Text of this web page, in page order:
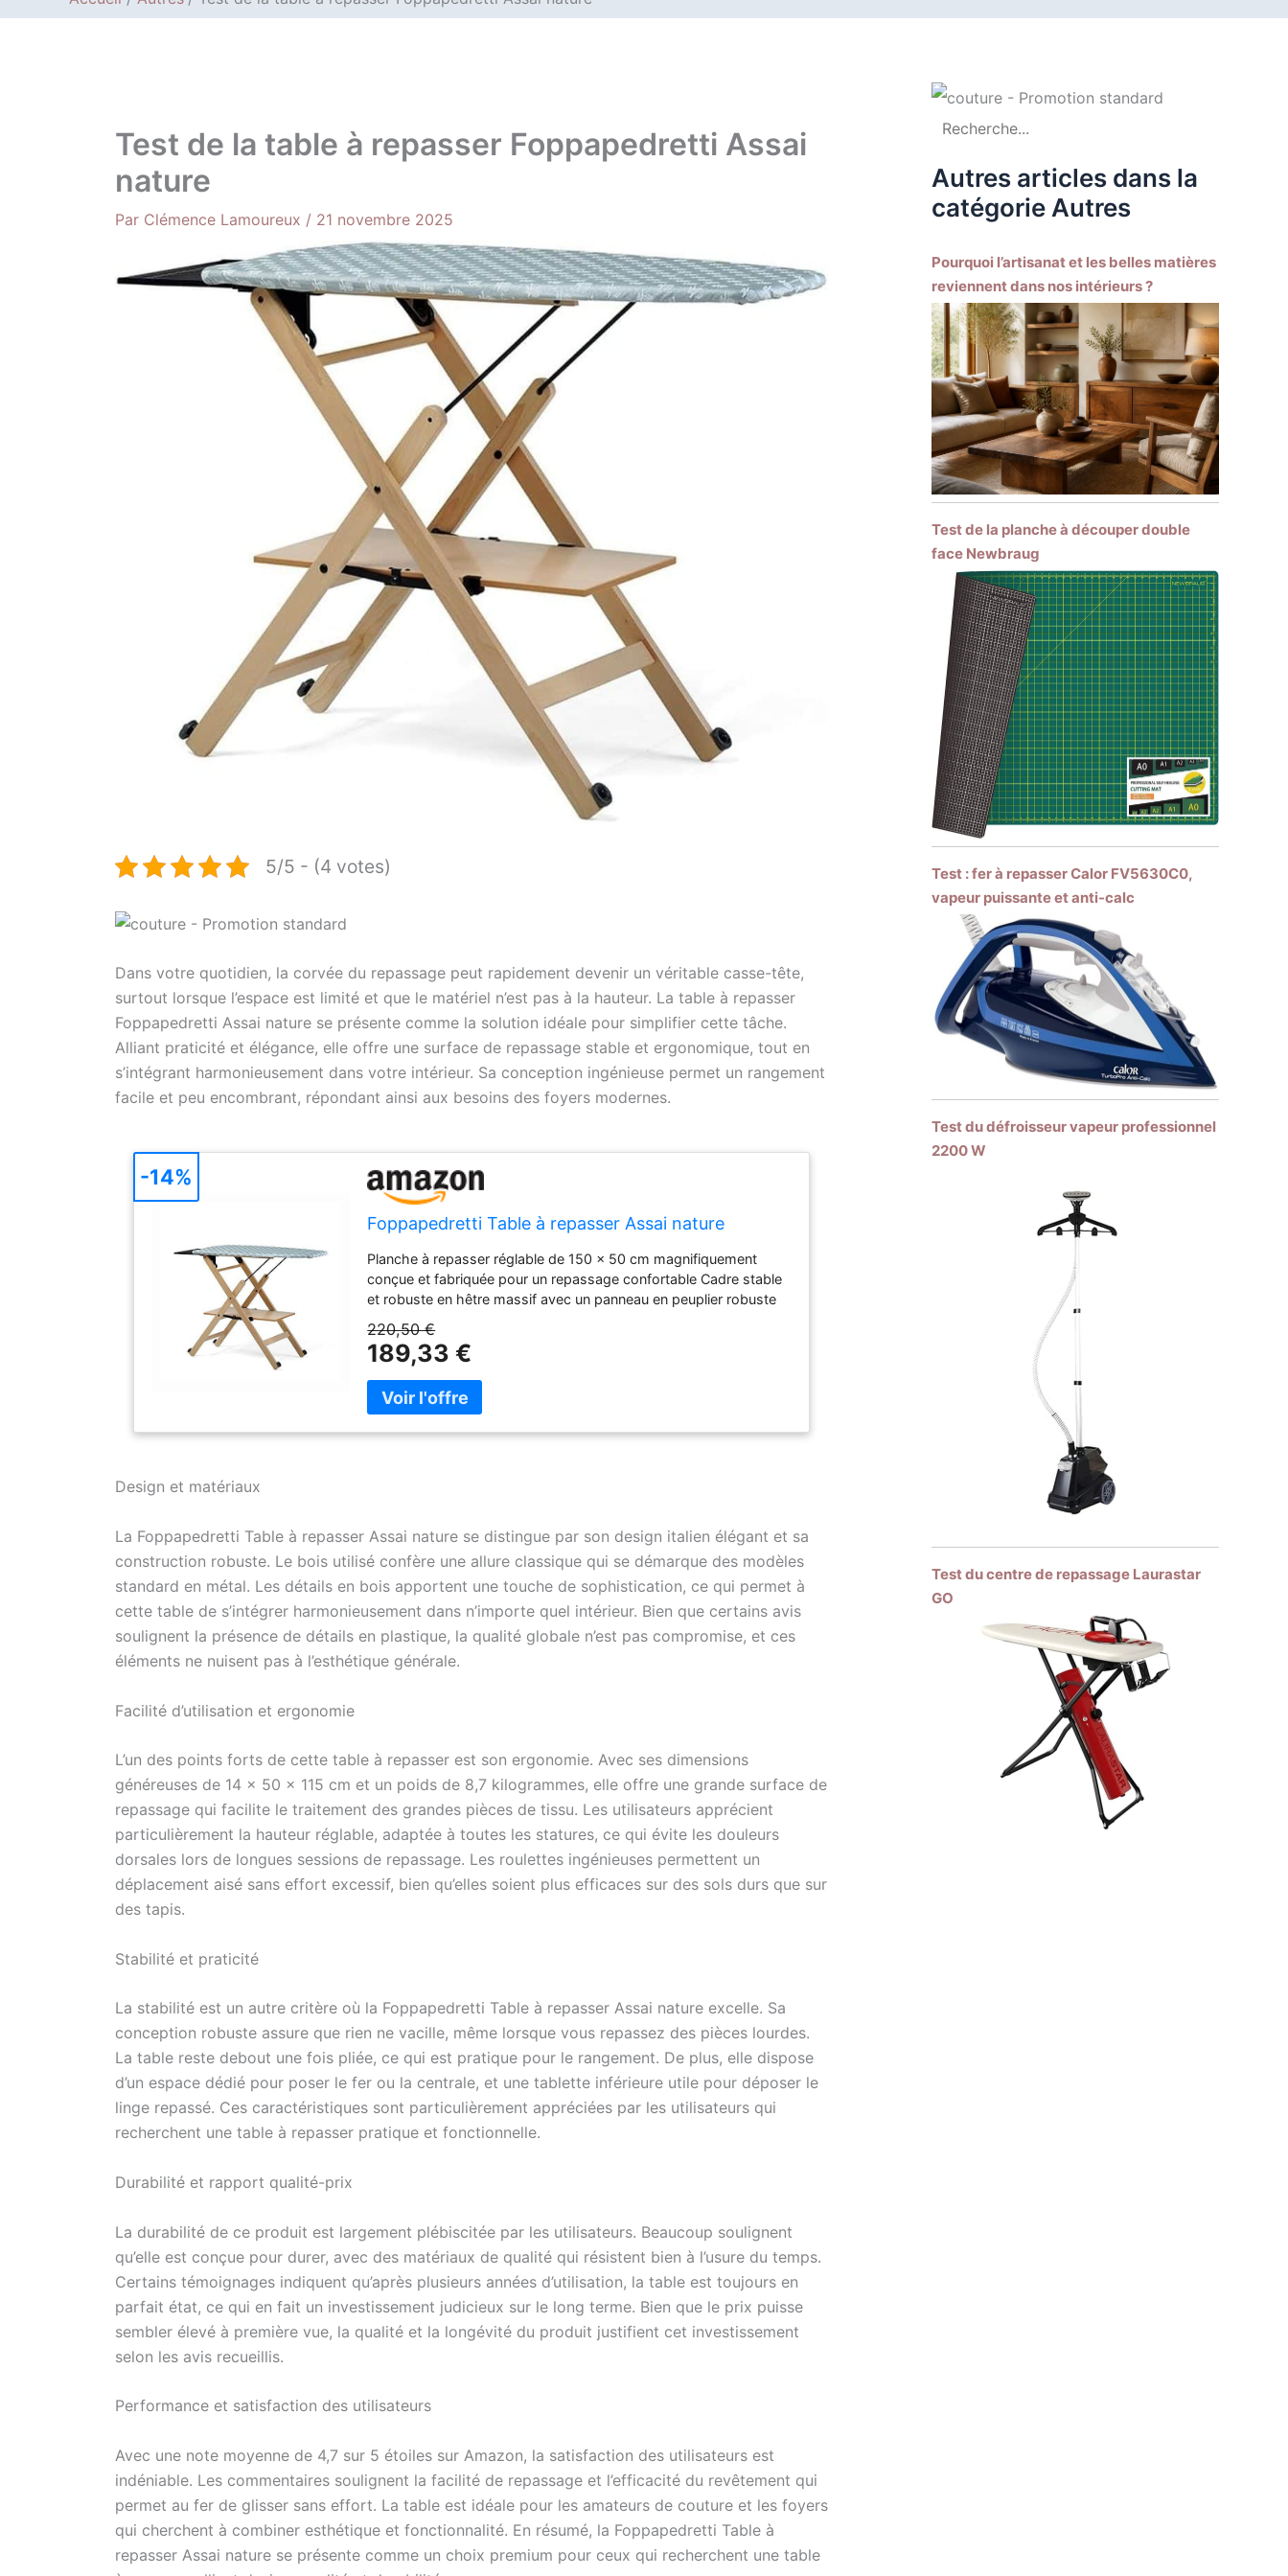
Test de la table à repasser Foppapedretti Assai
nature
Par Clémence Lamoureux / 21 novembre 2025
5/5 - (4 votes)
Dans votre quotidien, la corvée du repassage peut rapidement devenir un véritable casse-tête,
surtout lorsque l’espace est limité et que le matériel n’est pas à la hauteur. La table à repasser
Foppapedretti Assai nature se présente comme la solution idéale pour simplifier cette tâche.
Alliant praticité et élégance, elle offre une surface de repassage stable et ergonomique, tout en
s’intégrant harmonieusement dans votre intérieur. Sa conception ingénieuse permet un rangement
facile et peu encombrant, répondant ainsi aux besoins des foyers modernes.
Foppapedretti Table à repasser Assai nature
Planche à repasser réglable de 150 x 50 cm magnifiquement
conçue et fabriquée pour un repassage confortable Cadre stable
et robuste en hêtre massif avec un panneau en peuplier robuste
table à repasser en coton imprimé recouverte d'aluminium
résistant à la chaleur qui accélère le repassage en réfléchissant la
chaleur. Facile à ranger et à déplacer, une fois pliée, la planche à
repasser reste droite
220,50 €
189,33 €
-14%
Design et matériaux
La Foppapedretti Table à repasser Assai nature se distingue par son design italien élégant et sa
construction robuste. Le bois utilisé confère une allure classique qui se démarque des modèles
standard en métal. Les détails en bois apportent une touche de sophistication, ce qui permet à
cette table de s’intégrer harmonieusement dans n’importe quel intérieur. Bien que certains avis
soulignent la présence de détails en plastique, la qualité globale n’est pas compromise, et ces
éléments ne nuisent pas à l’esthétique générale.
Facilité d’utilisation et ergonomie
L’un des points forts de cette table à repasser est son ergonomie. Avec ses dimensions
généreuses de 14 x 50 x 115 cm et un poids de 8,7 kilogrammes, elle offre une grande surface de
repassage qui facilite le traitement des grandes pièces de tissu. Les utilisateurs apprécient
particulièrement la hauteur réglable, adaptée à toutes les statures, ce qui évite les douleurs
dorsales lors de longues sessions de repassage. Les roulettes ingénieuses permettent un
déplacement aisé sans effort excessif, bien qu’elles soient plus efficaces sur des sols durs que sur
des tapis.
Stabilité et praticité
La stabilité est un autre critère où la Foppapedretti Table à repasser Assai nature excelle. Sa
conception robuste assure que rien ne vacille, même lorsque vous repassez des pièces lourdes.
La table reste debout une fois pliée, ce qui est pratique pour le rangement. De plus, elle dispose
d’un espace dédié pour poser le fer ou la centrale, et une tablette inférieure utile pour déposer le
linge repassé. Ces caractéristiques sont particulièrement appréciées par les utilisateurs qui
recherchent une table à repasser pratique et fonctionnelle.
Durabilité et rapport qualité-prix
La durabilité de ce produit est largement plébiscitée par les utilisateurs. Beaucoup soulignent
qu’elle est conçue pour durer, avec des matériaux de qualité qui résistent bien à l’usure du temps.
Certains témoignages indiquent qu’après plusieurs années d’utilisation, la table est toujours en
parfait état, ce qui en fait un investissement judicieux sur le long terme. Bien que le prix puisse
sembler élevé à première vue, la qualité et la longévité du produit justifient cet investissement
selon les avis recueillis.
Performance et satisfaction des utilisateurs
Avec une note moyenne de 4,7 sur 5 étoiles sur Amazon, la satisfaction des utilisateurs est
indéniable. Les commentaires soulignent la facilité de repassage et l’efficacité du revêtement qui
permet au fer de glisser sans effort. La table est idéale pour les amateurs de couture et les foyers
qui cherchent à combiner esthétique et fonctionnalité. En résumé, la Foppapedretti Table à
repasser Assai nature se présente comme un choix premium pour ceux qui recherchent une table
Autres articles dans la
catégorie Autres
Pourquoi l’artisanat et les belles matières
reviennent dans nos intérieurs ?
Test de la planche à découper double
face Newbraug
Test : fer à repasser Calor FV5630C0,
vapeur puissante et anti-calc
Test du défroisseur vapeur professionnel
2200 W
Test du centre de repassage Laurastar
GO